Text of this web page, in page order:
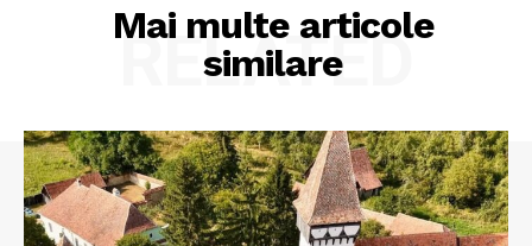
Mai multe articole
similare
RELATED